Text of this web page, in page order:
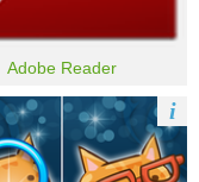
Adobe Reader
i